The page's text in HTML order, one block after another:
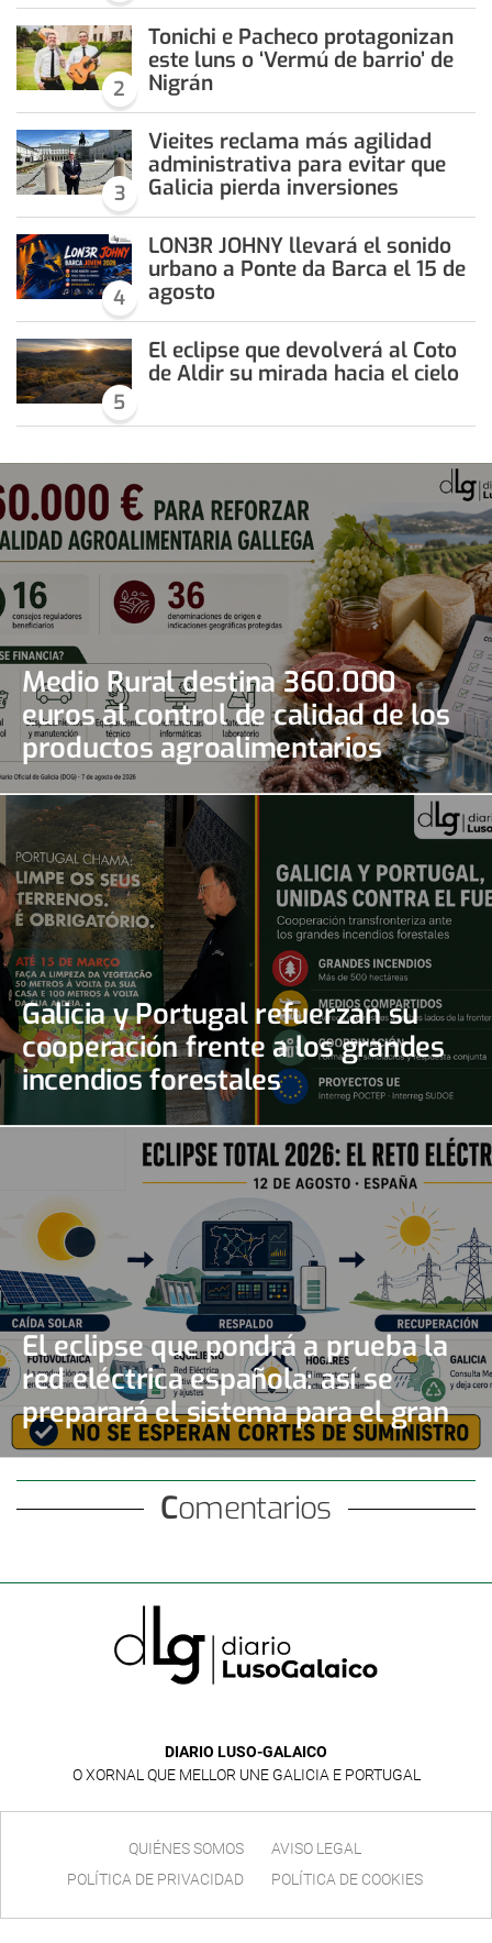
2
Tonichi e Pacheco protagonizan
este luns o ‘Vermú de barrio’ de
Nigrán
3
Vieites reclama más agilidad
administrativa para evitar que
Galicia pierda inversiones
4
LON3R JOHNY llevará el sonido
urbano a Ponte da Barca el 15 de
agosto
5
El eclipse que devolverá al Coto
de Aldir su mirada hacia el cielo
Medio Rural destina 360.000
euros al control de calidad de los
productos agroalimentarios
gallegos
Galicia y Portugal refuerzan su
cooperación frente a los grandes
incendios forestales
El eclipse que pondrá a prueba la
red eléctrica española: así se
preparará el sistema para el gran
apagón solar
Comentarios
DIARIO LUSO-GALAICO
O XORNAL QUE MELLOR UNE GALICIA E PORTUGAL
QUIÉNES SOMOS
AVISO LEGAL
POLÍTICA DE PRIVACIDAD
POLÍTICA DE COOKIES